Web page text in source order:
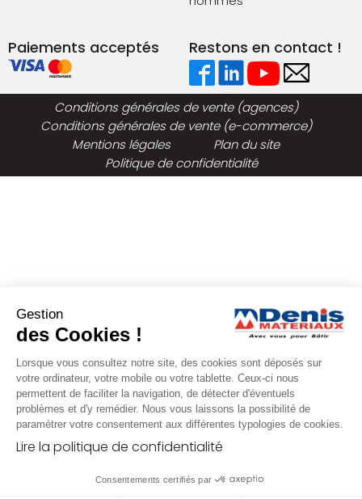
Paiements acceptés Restons en contact !
Conditions générales de vente (agences)
Conditions générales de vente (e-commerce)
Mentions légales
Plan du site
Politique de confidentialité
Gestion
des Cookies !
Lorsque vous consultez notre site, des cookies sont déposés sur
votre ordinateur, votre mobile ou votre tablette. Ceux-ci nous
permettent de faciliter la navigation, de détecter d'éventuels
problèmes et d'y remédier. Nous vous laissons la possibilité de
paramétrer votre consentement aux différentes typologies de cookies.
Lire la politique de confidentialité
Consentements certifiés par